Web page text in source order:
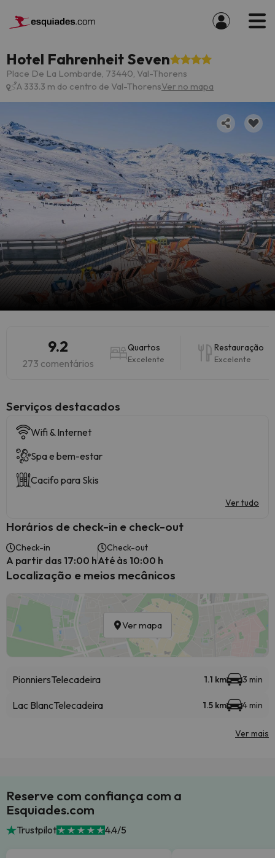
Hotel Fahrenheit Seven
Place De La Lombarde, 73440, Val-Thorens
A 333.3 m do centro de Val-ThorensVer no mapa
9.2
273 comentários
Quartos
Excelente
Restauração
Excelente
Serviços destacados
Wifi & Internet
Spa e bem-estar
Cacifo para Skis
Ver tudo
Horários de check-in e check-out
Check-in
A partir das 17:00 h
Check-out
Até às 10:00 h
Localização e meios mecânicos
Ver mapa
PionniersTelecadeira 1.1 km 3 min
Lac BlancTelecadeira 1.5 km 4 min
Ver mais
Reserve com confiança com a
Esquiades.com
Trustpilot 4.4/5